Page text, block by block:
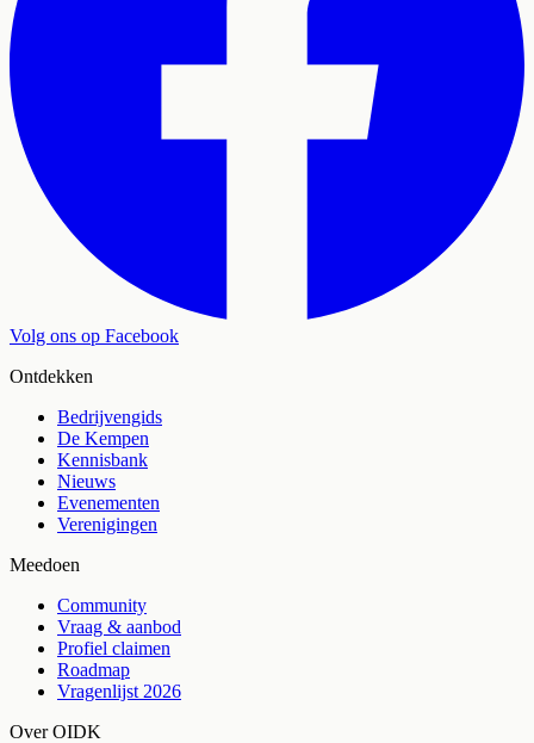
Volg ons op Facebook
Ontdekken
Bedrijvengids
De Kempen
Kennisbank
Nieuws
Evenementen
Verenigingen
Meedoen
Community
Vraag & aanbod
Profiel claimen
Roadmap
Vragenlijst 2026
Over OIDK